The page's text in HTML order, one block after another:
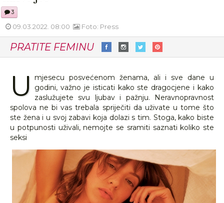
3
09.03.2022. 08:00 Foto: Press
PRATITE FEMINU
U mjesecu posvećenom ženama, ali i sve dane u
godini, važno je isticati kako ste dragocjene i kako
zaslužujete svu ljubav i pažnju. Neravnopravnost
spolova ne bi vas trebala spriječiti da uživate u tome što
ste žena i u svoj zabavi koja dolazi s tim. Stoga, kako biste
u potpunosti uživali, nemojte se sramiti saznati koliko ste
seksi